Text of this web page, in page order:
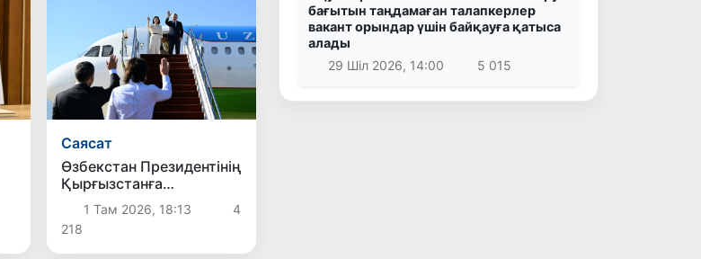
Саясат
Өзбекстан Президентінің
Қырғызстанға
мемлекеттік сапары
аяқталды
1 Там 2026, 18:13
4
218
бағытын таңдамаған талапкерлер
вакант орындар үшін байқауға қатыса
алады
29 Шіл 2026, 14:00
5 015